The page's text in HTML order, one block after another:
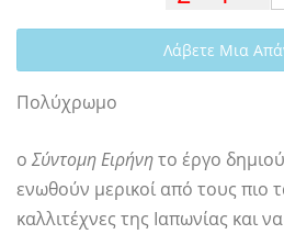
Λάβετε Μια
Πολύχρωμο
ο Σύντομη Ειρήνητο έργο
ενωθούν μερικοί από τους πιο
καλλιτέχνες της Ιαπωνίας και